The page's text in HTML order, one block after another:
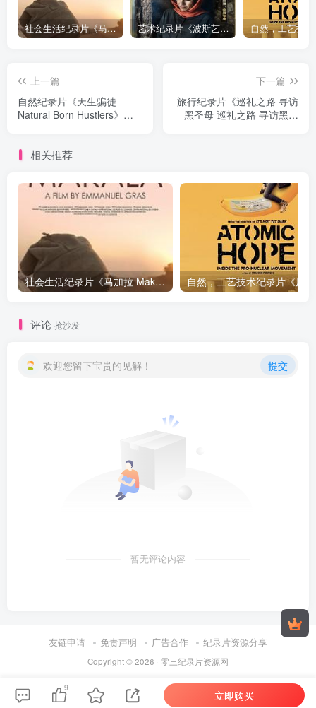
社会生活纪录片《马加拉 Makala》下载 艺术纪录片《波斯艺术 Art of Persia》下载
上一篇
自然纪录片《天生骗徒
Natural Born Hustlers》下
下一篇
旅行纪录片《巡礼之路 寻访
黑圣母 巡礼之路 寻访黑圣
相关推荐
社会生活纪录片《马加拉 Makala》下载
评论 抢沙发
欢迎您留下宝贵的见解！ 提交
暂无评论内容
友链申请 免责声明 广告合作 纪录片资源分享
Copyright © 2026 · 零三纪录片资源网
9
立即购买